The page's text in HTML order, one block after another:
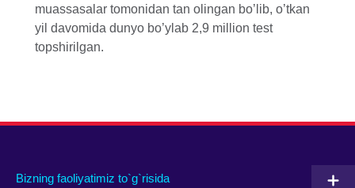
muassasalar tomonidan tan olingan bo’lib, o’tkan
yil davomida dunyo bo’ylab 2,9 million test
topshirilgan.
Bizning faoliyatimiz to`g`risida